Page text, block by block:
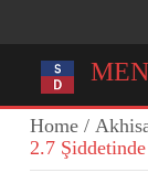
Home /
2.7